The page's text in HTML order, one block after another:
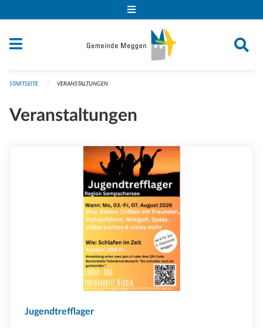
STARTSEITE VERANSTALTUNGEN
Veranstaltungen
Jugendtrefflager